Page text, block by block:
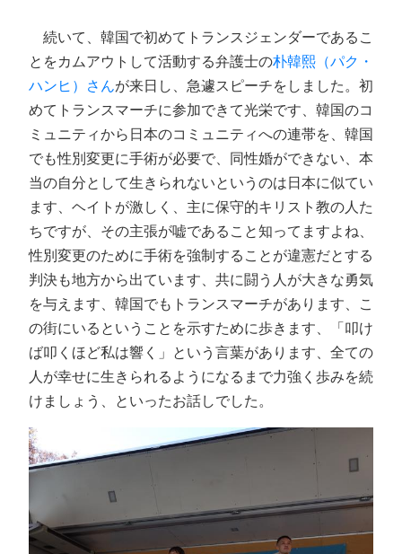
続いて、韓国で初めてトランスジェンダーであるこ
とをカムアウトして活動する弁護士の朴韓熙（パク・
ハンヒ）さんが来日し、急遽スピーチをしました。初
めてトランスマーチに参加できて光栄です、韓国のコ
ミュニティから日本のコミュニティへの連帯を、韓国
でも性別変更に手術が必要で、同性婚ができない、本
当の自分として生きられないというのは日本に似てい
ます、ヘイトが激しく、主に保守的キリスト教の人た
ちですが、その主張が嘘であること知ってますよね、
性別変更のために手術を強制することが違憲だとする
判決も地方から出ています、共に闘う人が大きな勇気
を与えます、韓国でもトランスマーチがあります、こ
の街にいるということを示すために歩きます、「叩け
ば叩くほど私は響く」という言葉があります、全ての
人が幸せに生きられるようになるまで力強く歩みを続
けましょう、といったお話しでした。